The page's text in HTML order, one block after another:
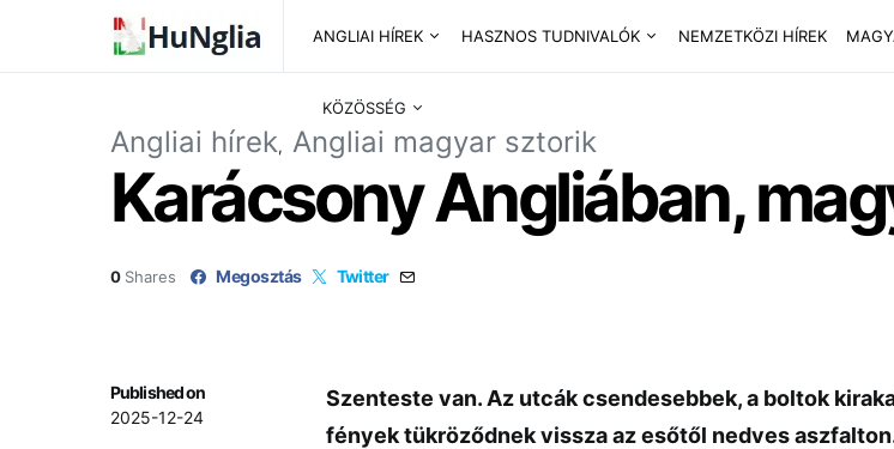
ANGLIAI HÍREK HASZNOS TUDNIVALÓK NEMZETKÖZI HÍREK
KÖZÖSSÉG
Angliai hírek Angliai magyar sztorik
Karácsony Angliában,
0 Shares Megosztás Twitter
Published on
2025-12-24
Szenteste van. Az utcák csendesebbek, a boltok
fények tükröződnek vissza az esőtől nedves